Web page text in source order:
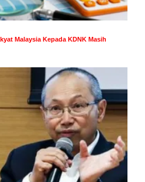
Malaysia Kepada KDNK Masih